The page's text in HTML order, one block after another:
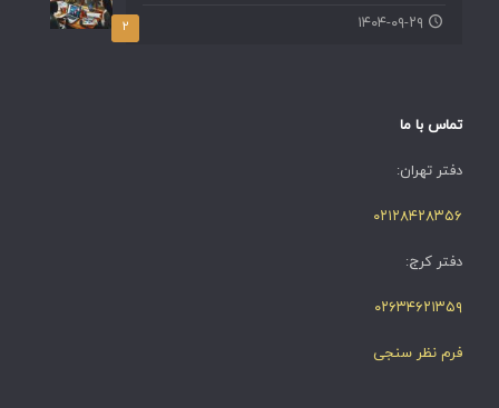
۲
۱۴۰۴-۰۹-۲۹
تماس با ما
دفتر تهران:
۰۲۱۲۸۴۲۸۳۵۶
دفتر کرج:
۰۲۶۳۴۶۲۱۳۵۹
فرم نظر سنجی